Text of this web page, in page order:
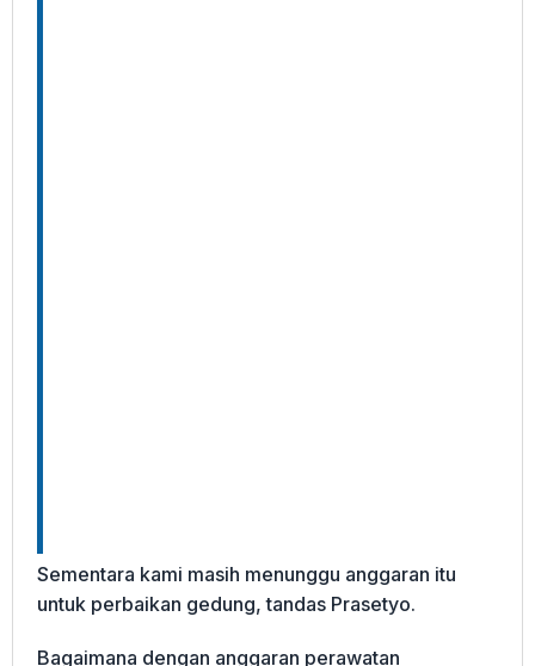
Sementara kami masih menunggu anggaran itu
untuk perbaikan gedung, tandas Prasetyo.
Bagaimana dengan anggaran perawatan